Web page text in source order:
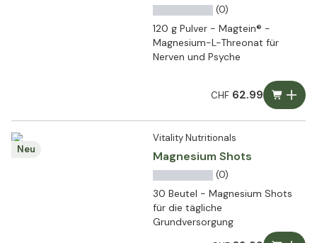
(0)
120 g Pulver - Magtein® -
Magnesium-L-Threonat für
Nerven und Psyche
CHF62.99
Neu
Vitality Nutritionals
Magnesium Shots
(0)
30 Beutel - Magnesium Shots
für die tägliche
Grundversorgung